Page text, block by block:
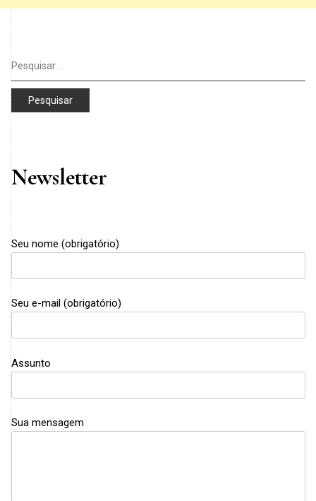
Pesquisar
por:
Newsletter
Seu nome (obrigatório)
Seu e-mail (obrigatório)
Assunto
Sua mensagem